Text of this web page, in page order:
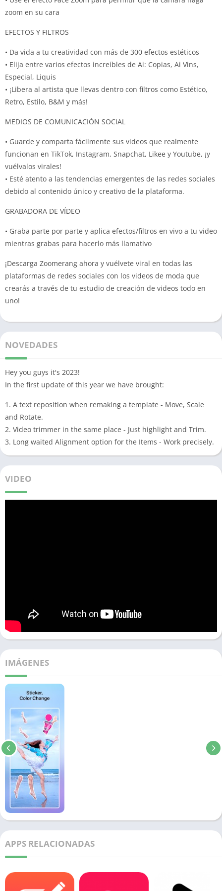
zoom en su cara
EFECTOS Y FILTROS
• Da vida a tu creatividad con más de 300 efectos estéticos
• Elija entre varios efectos increíbles de Ai: Copias, Ai Vins,
Especial, Liquis
• ¡Libera al artista que llevas dentro con filtros como Estético,
Retro, Estilo, B&M y más!
MEDIOS DE COMUNICACIÓN SOCIAL
• Guarde y comparta fácilmente sus videos que realmente
funcionan en TikTok, Instagram, Snapchat, Likee y Youtube, ¡y
vuélvalos virales!
• Esté atento a las tendencias emergentes de las redes sociales
debido al contenido único y creativo de la plataforma.
GRABADORA DE VÍDEO
• Graba parte por parte y aplica efectos/filtros en vivo a tu video
mientras grabas para hacerlo más llamativo
¡Descarga Zoomerang ahora y vuélvete viral en todas las
plataformas de redes sociales con los videos de moda que
crearás a través de tu estudio de creación de videos todo en
uno!
NOVEDADES
Hey you guys it's 2023!
In the first update of this year we have brought:
1. A text reposition when remaking a template - Move, Scale
and Rotate.
2. Video trimmer in the same place - Just highlight and Trim.
3. Long waited Alignment option for the Items - Work precisely.
VIDEO
IMÁGENES
APPS RELACIONADAS